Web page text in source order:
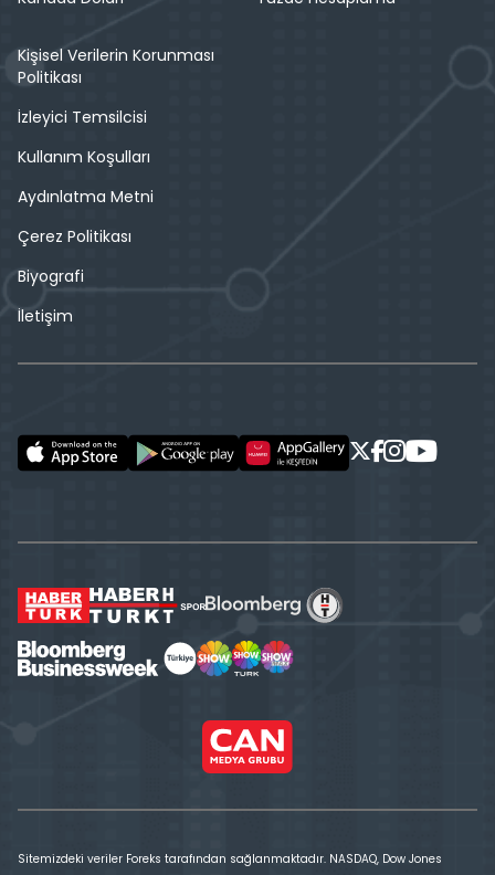
Kişisel Verilerin Korunması
Politikası
İzleyici Temsilcisi
Kullanım Koşulları
Aydınlatma Metni
Çerez Politikası
Biyografi
İletişim
Sitemizdeki veriler Foreks tarafından sağlanmaktadır. NASDAQ, Dow Jones